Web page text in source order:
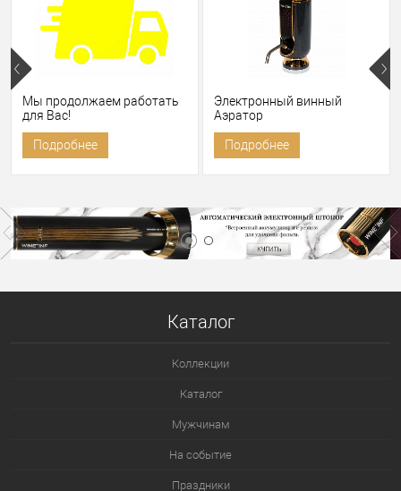
Мы продолжаем работать
для Вас!
Подробнее
Электронный винный
Аэратор
Подробнее
Каталог
Коллекции
Каталог
Мужчинам
На событие
Праздники